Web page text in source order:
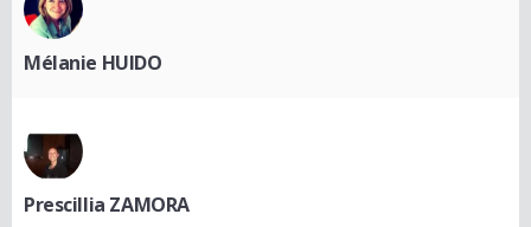
Mélanie HUIDO
Prescillia ZAMORA